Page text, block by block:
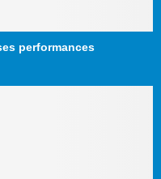
performances